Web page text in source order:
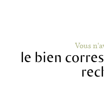
Vous
le bien